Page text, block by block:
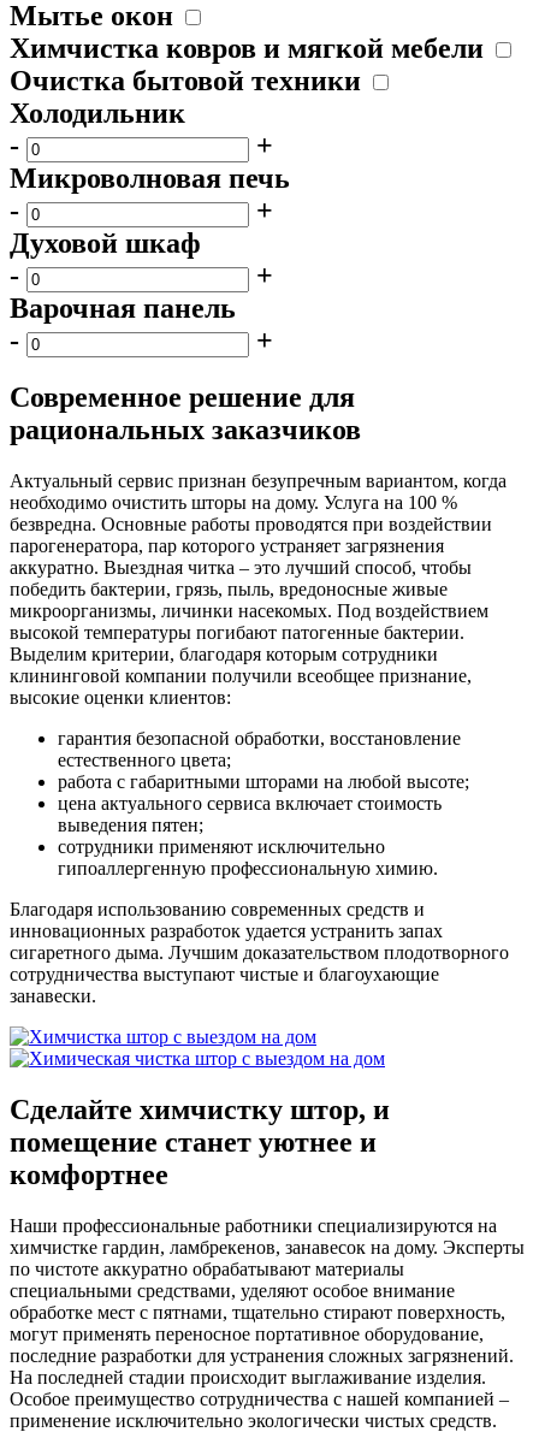
Мытье окон
Химчистка ковров и мягкой мебели
Очистка бытовой техники
Холодильник
-
+
Микроволновая печь
-
+
Духовой шкаф
-
+
Варочная панель
-
+
Современное решение для
рациональных заказчиков
Актуальный сервис признан безупречным вариантом, когда
необходимо очистить шторы на дому. Услуга на 100 %
безвредна. Основные работы проводятся при воздействии
парогенератора, пар которого устраняет загрязнения
аккуратно. Выездная читка – это лучший способ, чтобы
победить бактерии, грязь, пыль, вредоносные живые
микроорганизмы, личинки насекомых. Под воздействием
высокой температуры погибают патогенные бактерии.
Выделим критерии, благодаря которым сотрудники
клининговой компании получили всеобщее признание,
высокие оценки клиентов:
гарантия безопасной обработки, восстановление
естественного цвета;
работа с габаритными шторами на любой высоте;
цена актуального сервиса включает стоимость
выведения пятен;
сотрудники применяют исключительно
гипоаллергенную профессиональную химию.
Благодаря использованию современных средств и
инновационных разработок удается устранить запах
сигаретного дыма. Лучшим доказательством плодотворного
сотрудничества выступают чистые и благоухающие
занавески.
Сделайте химчистку штор, и
помещение станет уютнее и
комфортнее
Наши профессиональные работники специализируются на
химчистке гардин, ламбрекенов, занавесок на дому. Эксперты
по чистоте аккуратно обрабатывают материалы
специальными средствами, уделяют особое внимание
обработке мест с пятнами, тщательно стирают поверхность,
могут применять переносное портативное оборудование,
последние разработки для устранения сложных загрязнений.
На последней стадии происходит выглаживание изделия.
Особое преимущество сотрудничества с нашей компанией –
применение исключительно экологически чистых средств.